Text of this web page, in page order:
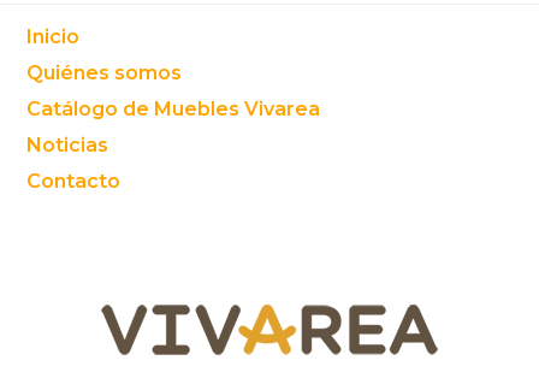
Footer
Inicio
Quiénes somos
Catálogo de Muebles Vivarea
Noticias
Contacto